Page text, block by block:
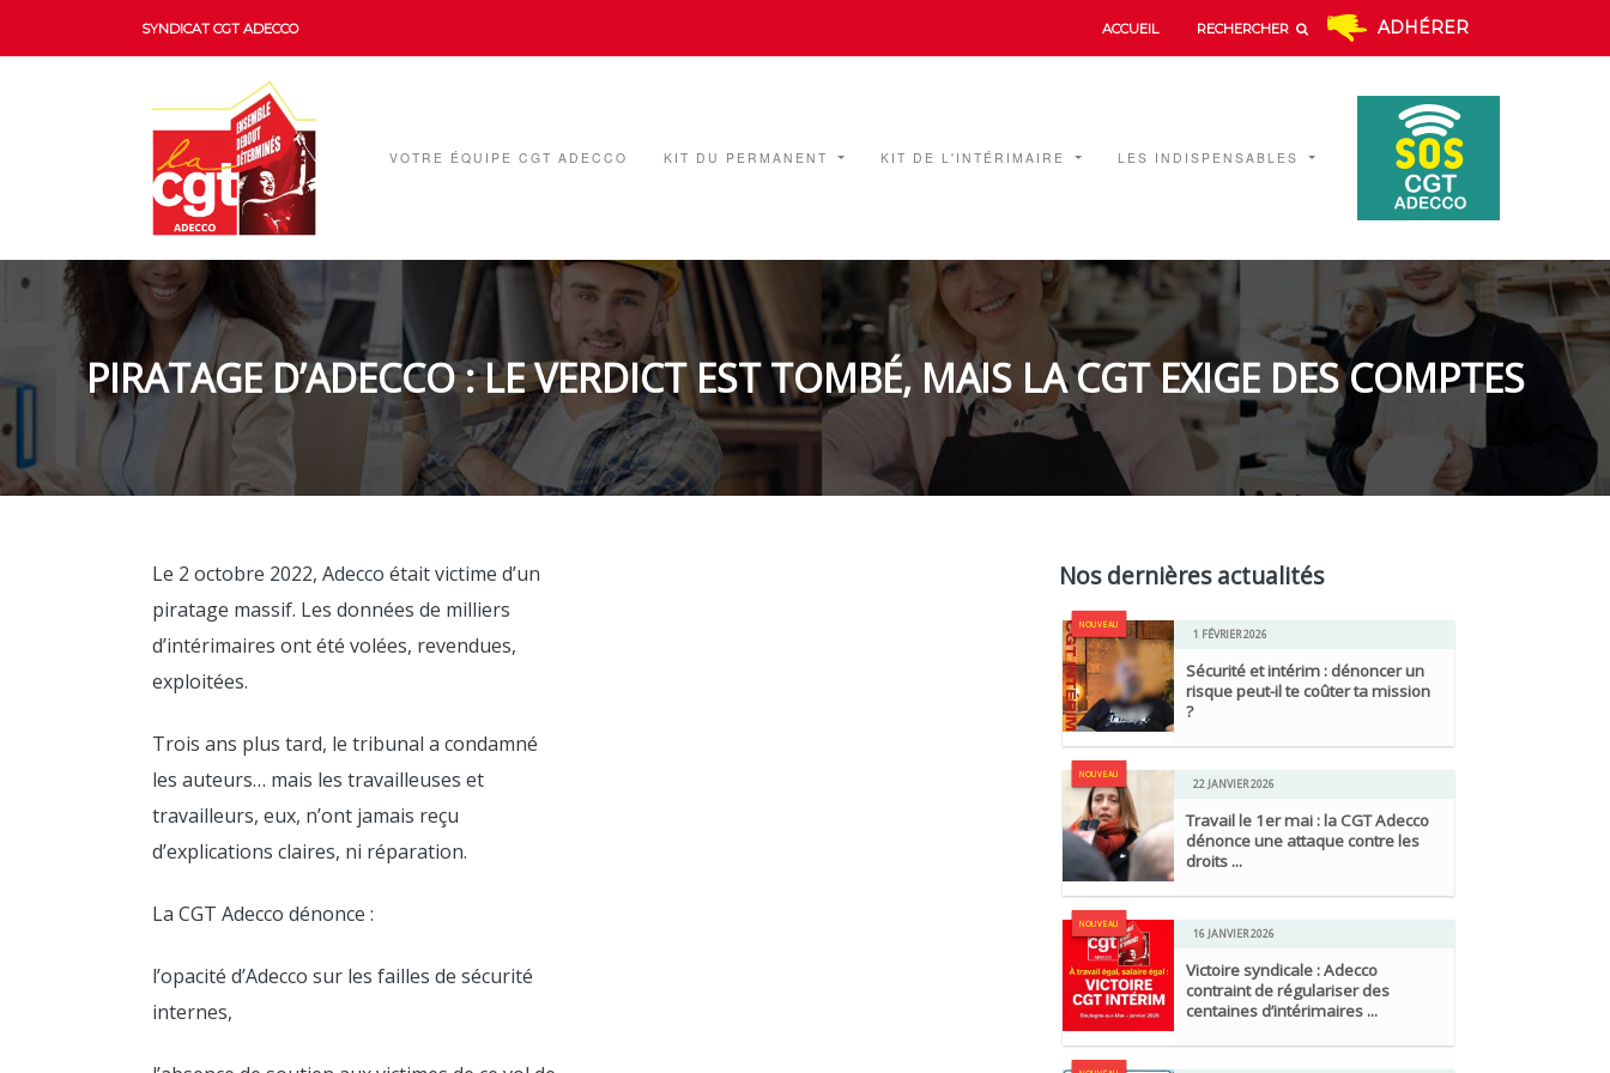
SYNDICAT CGT ADECCO ACCUEIL RECHERCHER ADHÉRER
VOTRE ÉQUIPE CGT ADECCO KIT DU PERMANENT KIT DE L'INTÉRIMAIRE LES INDISPENSABLES
PIRATAGE D’ADECCO : LE VERDICT EST TOMBÉ, MAIS LA CGT EXIGE DES COMPTES
Le 2 octobre 2022, Adecco était victime d’un
piratage massif. Les données de milliers
d’intérimaires ont été volées, revendues,
exploitées.
Trois ans plus tard, le tribunal a condamné
les auteurs… mais les travailleuses et
travailleurs, eux, n’ont jamais reçu
d’explications claires, ni réparation.
La CGT Adecco dénonce :
l’opacité d’Adecco sur les failles de sécurité
internes,
Nos dernières actualités
NOUVEAU
1 FÉVRIER 2026
Sécurité et intérim : dénoncer un
risque peut-il te coûter ta mission
?
NOUVEAU
22 JANVIER 2026
Travail le 1er mai : la CGT Adecco
dénonce une attaque contre les
droits ...
LIRE
NOUVEAU
16 JANVIER 2026
Victoire syndicale : Adecco
contraint de régulariser des
centaines d’intérimaires ...